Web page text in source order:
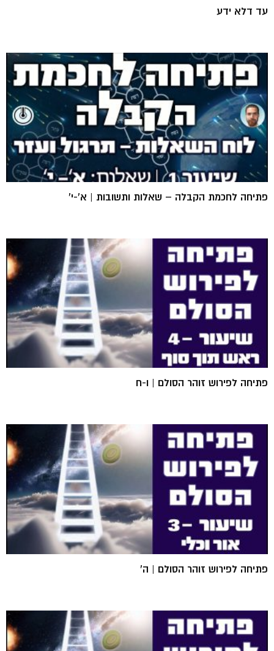
עד דלא ידע
פתיחה לחכמת הקבלה – שאלות ותשובות | א'-י'
פתיחה לפירוש זוהר הסולם | ו-ח
פתיחה לפירוש זוהר הסולם | ה'